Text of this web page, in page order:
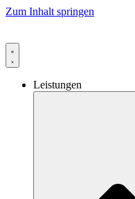
Zum Inhalt springen
Leistungen